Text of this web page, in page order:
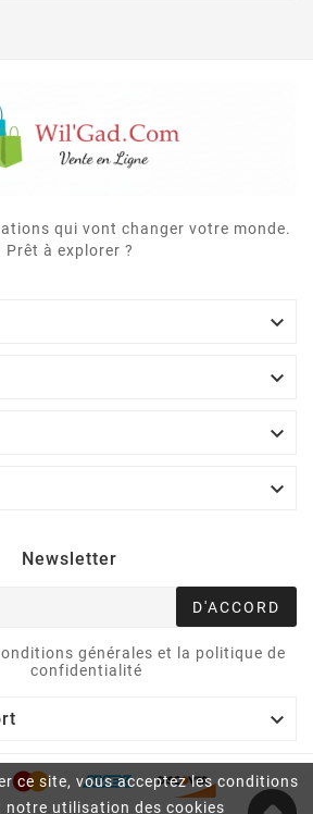
ce site, vous acceptez les conditions
notre utilisation des cookies
qui vont changer votre monde.
Prêt à explorer ?




Newsletter
D'ACCORD
générales et la politique de
confidentialité
